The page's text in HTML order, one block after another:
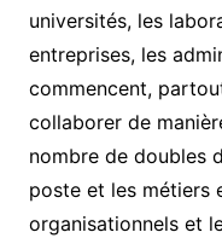
universités, les
entreprises, les
commencent,
collaborer de
nombre de doubles
poste et les métiers
organisationnels et